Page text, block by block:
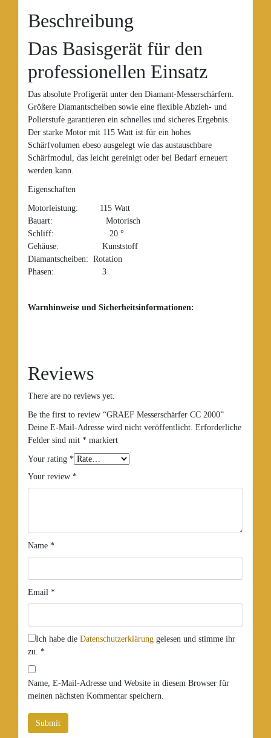
Beschreibung
Das Basisgerät für den
professionellen Einsatz
Das absolute Profigerät unter den Diamant-Messerschärfern.
Größere Diamantscheiben sowie eine flexible Abzieh- und
Polierstufe garantieren ein schnelles und sicheres Ergebnis.
Der starke Motor mit 115 Watt ist für ein hohes
Schärfvolumen ebeso ausgelegt wie das austauschbare
Schärfmodul, das leicht gereinigt oder bei Bedarf erneuert
werden kann.
Eigenschaften
Motorleistung: 115 Watt
Bauart: Motorisch
Schliff: 20 °
Gehäuse: Kunststoff
Diamantscheiben: Rotation
Phasen: 3
Warnhinweise und Sicherheitsinformationen:
Reviews
There are no reviews yet.
Be the first to review “GRAEF Messerschärfer CC 2000”
Deine E-Mail-Adresse wird nicht veröffentlicht. Erforderliche
Felder sind mit * markiert
Your rating *
Your review *
Name *
Email *
Ich habe die Datenschutzerklärung gelesen und stimme ihr
zu. *
Name, E-Mail-Adresse und Website in diesem Browser für
meinen nächsten Kommentar speichern.